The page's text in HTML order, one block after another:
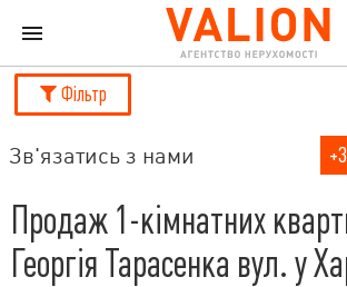
Фільтр
Зв'язатись з нами
Продаж 1-кімнатних
Георгія Тарасенка вул. у